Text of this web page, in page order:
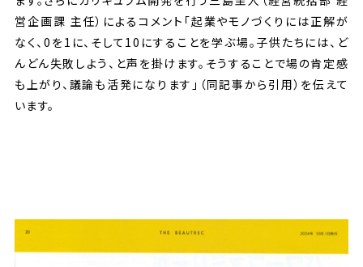
営企画課 主任）によるコメント「起業やモノづくりには正解が
なく、0を1に、そして10にすることを学ぶ場。子供たちには、ど
んどん失敗しよう、と声を掛けます。そうすることで場の肯定感
も上がり、議論も活発になります」（同記事から引用）を伝えて
います。